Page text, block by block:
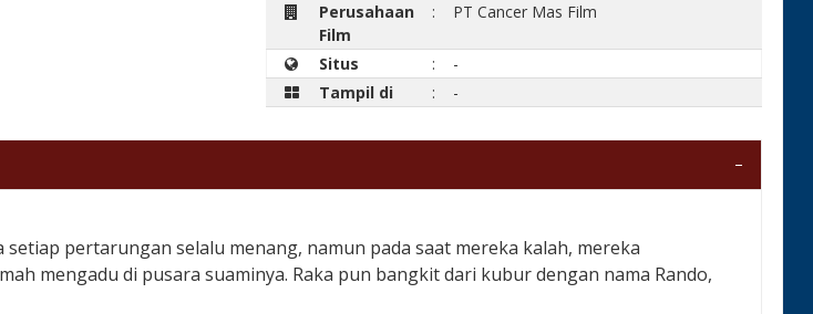
Perusahaan
Film
: PT Cancer Mas Film
Situs :
-
Tampil di
: -
setiap pertarungan selalu menang, namun pada saat mereka kalah, mereka
mengadu di pusara suaminya. Raka pun bangkit dari kubur dengan nama Rando,